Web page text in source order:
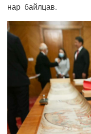
нар байлцав.